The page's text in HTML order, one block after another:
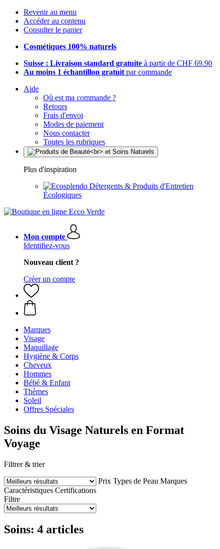
Revenir au menu
Accéder au contenu
Consulter le panier
Cosmétiques 100% naturels
Suisse : Livraison standard gratuite à partir de CHF 69.90
Au moins 1 échantillon gratuit par commande
Aide
Où est ma commande ?
Retours
Frais d'envoi
Modes de paiement
Nous contacter
Toutes les rubriques
Plus d'inspiration
Détergents & Produits d'Entretien
Écologiques
Mon compte
Identifiez-vous
Nouveau client ?
Créer un compte
Marques
Visage
Maquillage
Hygiène & Corps
Cheveux
Hommes
Bébé & Enfant
Thèmes
Soleil
Offres Spéciales
Soins du Visage Naturels en Format
Voyage
Filtrer & trier
Prix Types de Peau Marques
Caractéristiques Certifications
Filtre
Soins: 4 articles